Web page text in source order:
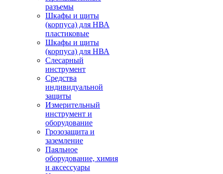
разъемы
Шкафы и щиты
(корпуса) для НВА
пластиковые
Шкафы и щиты
(корпуса) для НВА
Слесарный
инструмент
Средства
индивидуальной
защиты
Измерительный
инструмент и
оборудование
Грозозащита и
заземление
Паяльное
оборудование, химия
и аксессуары